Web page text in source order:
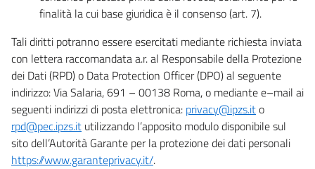
finalità la cui base giuridica è il consenso (art. 7).
Tali diritti potranno essere esercitati mediante richiesta inviata
con lettera raccomandata a.r. al Responsabile della Protezione
dei Dati (RPD) o Data Protection Officer (DPO) al seguente
indirizzo: Via Salaria, 691 – 00138 Roma, o mediante e–mail ai
seguenti indirizzi di posta elettronica: privacy@ipzs.ito
rpd@pec.ipzs.it utilizzando l’apposito modulo disponibile sul
sito dell’Autorità Garante per la protezione dei dati personali
https://www.garanteprivacy.it/.